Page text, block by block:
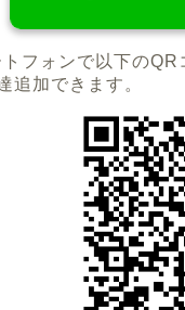
フォンで以下の
追加できます。